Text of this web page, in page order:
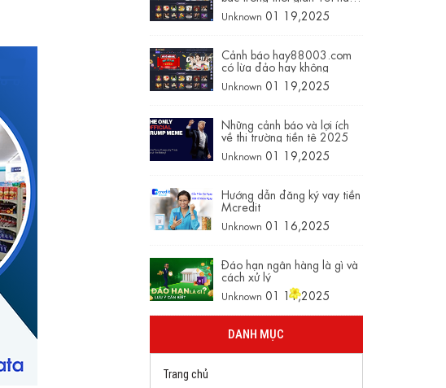
không trên hay88003.com
Unknown 01 19,2025
Cảnh báo hay88003.com
có lừa đảo hay không
Unknown 01 19,2025
Những cảnh báo và lợi ích
về thị trường tiền tệ 2025
Unknown 01 19,2025
Hướng dẫn đăng ký vay tiền
Mcredit
Unknown 01 16,2025
Đáo hạn ngân hàng là gì và
cách xử lý
Unknown 01 11,2025
DANH MỤC
Trang chủ